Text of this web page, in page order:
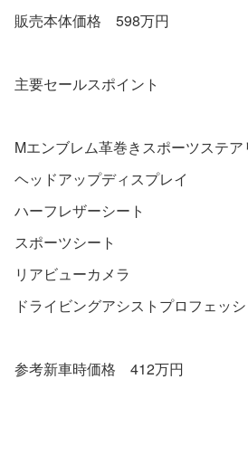
販売本体価格 598万円
主要セールスポイント
Mエンブレム革巻きスポーツステ
ヘッドアップディスプレイ
ハーフレザーシート
スポーツシート
リアビューカメラ
ドライビングアシストプロフェッ
参考新車時価格 412万円